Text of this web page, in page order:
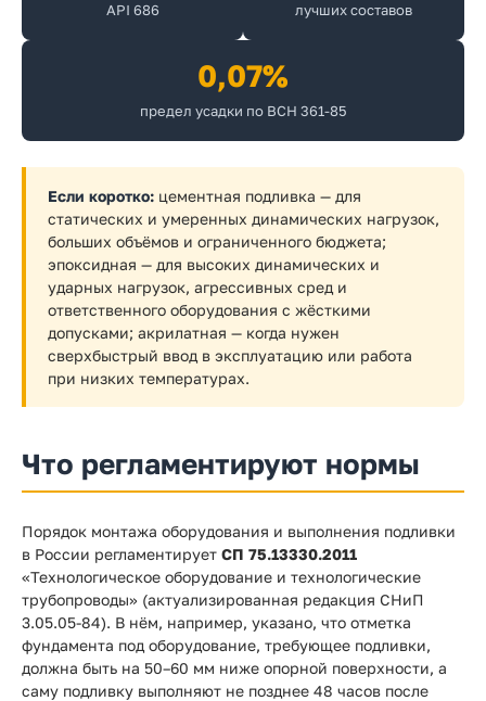
API 686
лучших составов
0,07%
предел усадки по ВСН 361-85
Если коротко: цементная подливка — для
статических и умеренных динамических нагрузок,
больших объёмов и ограниченного бюджета;
эпоксидная — для высоких динамических и
ударных нагрузок, агрессивных сред и
ответственного оборудования с жёсткими
допусками; акрилатная — когда нужен
сверхбыстрый ввод в эксплуатацию или работа
при низких температурах.
Что регламентируют нормы
Порядок монтажа оборудования и выполнения подливки
в России регламентирует СП 75.13330.2011
«Технологическое оборудование и технологические
трубопроводы» (актуализированная редакция СНиП
3.05.05-84). В нём, например, указано, что отметка
фундамента под оборудование, требующее подливки,
должна быть на 50–60 мм ниже опорной поверхности, а
саму подливку выполняют не позднее 48 часов после